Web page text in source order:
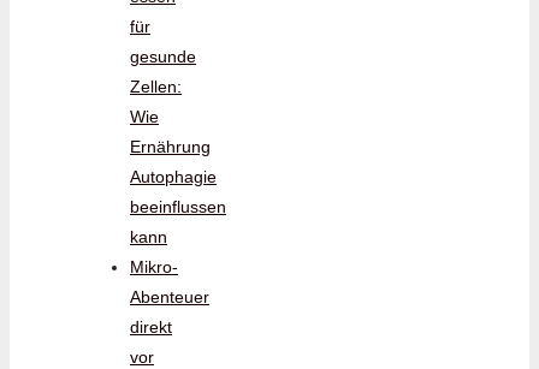
für
gesunde
Zellen:
Wie
Ernährung
Autophagie
beeinflussen
kann
Mikro-
Abenteuer
direkt
vor